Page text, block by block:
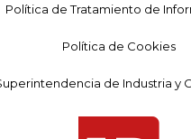
Política de Tratamiento de
Política de Cookies
de Industria y